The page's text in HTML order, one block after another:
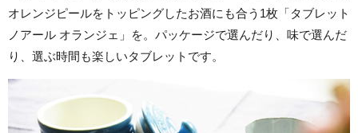
オレンジピールをトッピングしたお酒にも合う1枚「タブレット
ノアール オランジェ」を。パッケージで選んだり、味で選んだ
り、選ぶ時間も楽しいタブレットです。